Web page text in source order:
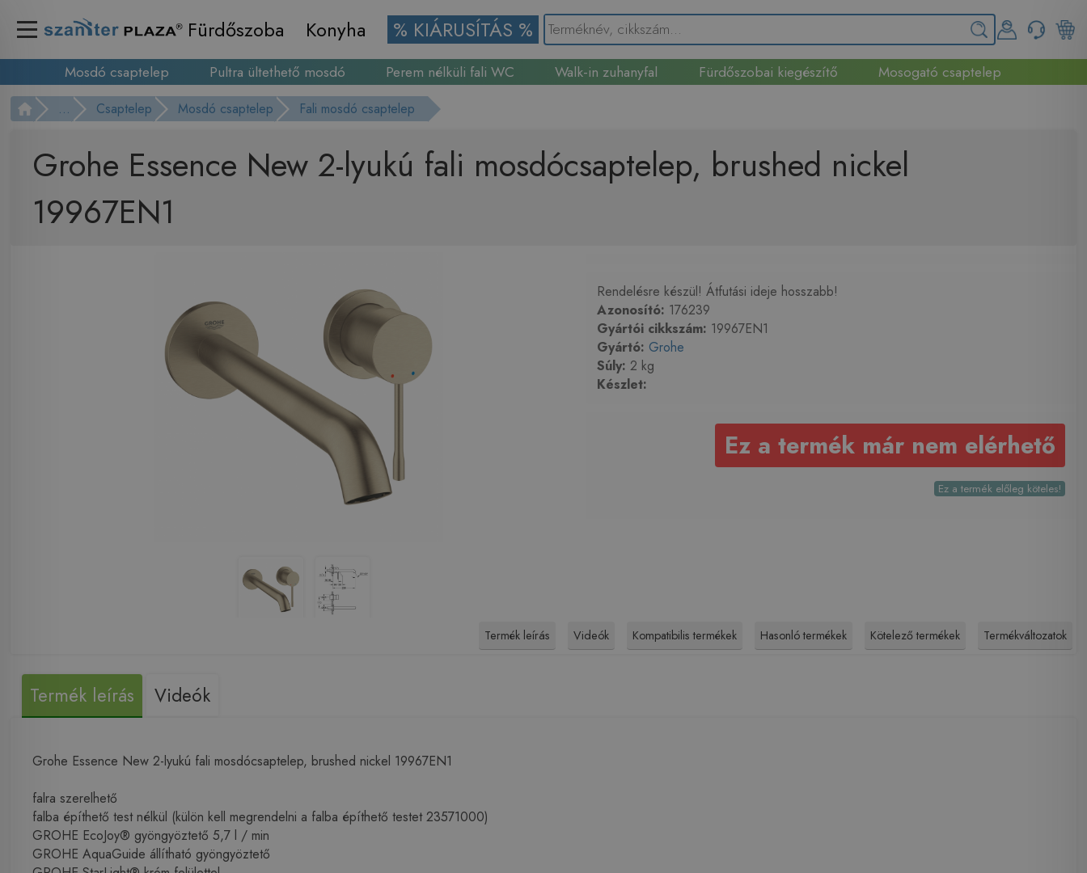
Fürdőszoba Konyha % KIÁRUSÍTÁS %
Mosdó csaptelep Pultra ültethető mosdó Perem nélküli fali WC Walk-in zuhanyfal Fürdőszobai kiegészítő
Mosogató csaptelep
... Csaptelep Mosdó csaptelep Fali mosdó csaptelep
Grohe Essence New 2-lyukú fali mosdócsaptelep, brushed nickel
19967EN1
Rendelésre készül! Átfutási ideje hosszabb!
Azonosító: 176239
Gyártói cikkszám: 19967EN1
Gyártó: Grohe
Súly: 2 kg
Készlet:
Ez a termék már nem elérhető
Ez a termék előleg köteles!
Termék leírás Videók Kompatibilis termékek Hasonló termékek Kötelező termékek Termékváltozatok
Termék leírás Videók
Grohe Essence New 2-lyukú fali mosdócsaptelep, brushed nickel 19967EN1
falra szerelhető
falba építhető test nélkül (külön kell megrendelni a falba építhető testet 23571000)
GROHE EcoJoy® gyöngyöztető 5,7 l / min
GROHE AquaGuide állítható gyöngyöztető